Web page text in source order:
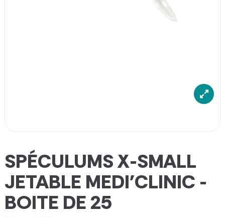
SPÉCULUMS X-SMALL
JETABLE MEDI'CLINIC -
BOITE DE 25